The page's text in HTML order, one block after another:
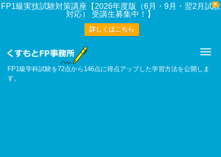
X
FP1級実技試験対策講座【2026年度版（6月・9月・翌2月試験
対応） 受講生募集中！】
詳しくはこちら
FP1級学科試験を72点から146点に得点アップした学習方法を公開しま
す。